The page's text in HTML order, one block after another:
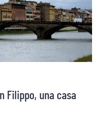
Filippo, una casa